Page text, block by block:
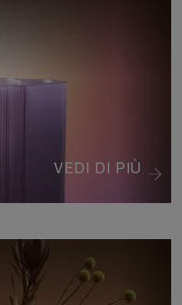
VEDI DI PIÙ